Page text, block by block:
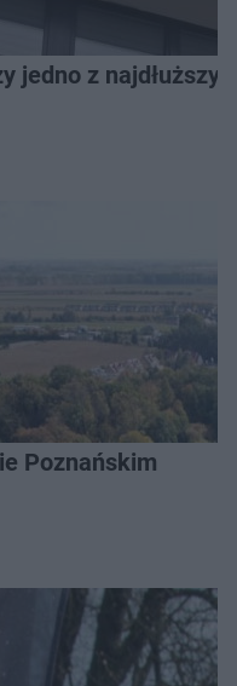
jedno z
Poznańskim